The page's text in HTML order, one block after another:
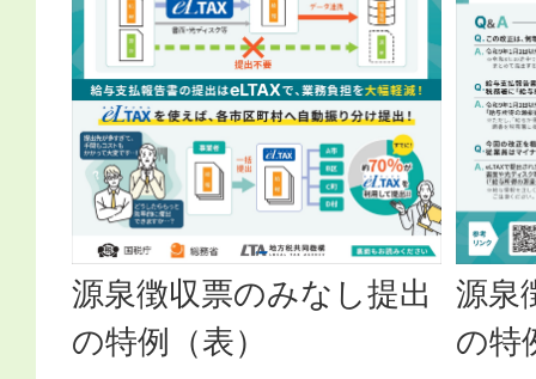
源泉徴収票のみなし提出
の特例（表）
源泉
の特